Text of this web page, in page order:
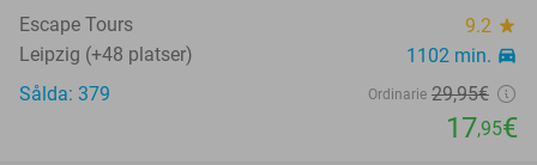
Escape Tours 9.2 star
Leipzig (+48 platser) 1102 min. directions_car
Sålda: 379 Ordinarie 29,95€
17,95€